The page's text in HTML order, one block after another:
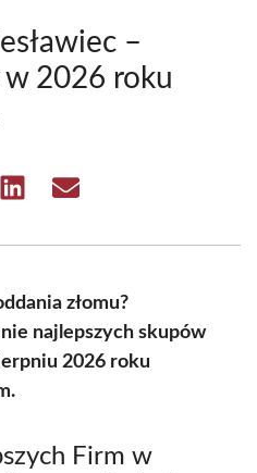
–
w 2026 roku
Share Share
złomu?
najlepszych skupów
2026 roku
Firm w